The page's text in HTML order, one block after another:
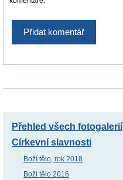
Přehled všech fotogalerií
Církevní slavnosti
Boží tělo, rok 2018
Boží tělo 2016